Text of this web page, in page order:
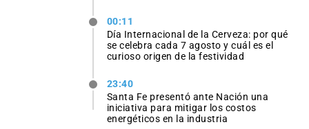
00:11
Día Internacional de la Cerveza: por qué
se celebra cada 7 agosto y cuál es el
curioso origen de la festividad
23:40
Santa Fe presentó ante Nación una
iniciativa para mitigar los costos
energéticos en la industria